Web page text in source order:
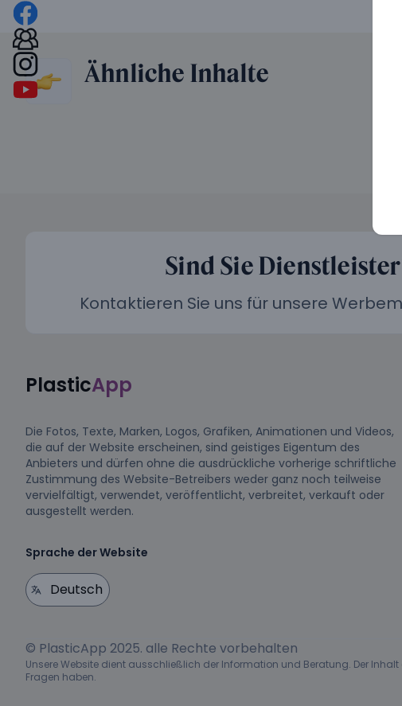
Ähnliche Inhalte
Sind Sie
Kontaktieren Sie uns für unsere
PlasticApp
Die Fotos, Texte, Marken, Logos, Grafiken, Animationen und Videos,
die auf der Website erscheinen, sind geistiges Eigentum des
Anbieters und dürfen ohne die ausdrückliche vorherige schriftliche
Zustimmung des Website-Betreibers weder ganz noch teilweise
vervielfältigt, verwendet, veröffentlicht, verbreitet, verkauft oder
ausgestellt werden.
Sprache der Website
© PlasticApp 2025. alle Rechte vorbehalten
Unsere Website dient ausschließlich der Information und Beratung. Der
Fragen haben.